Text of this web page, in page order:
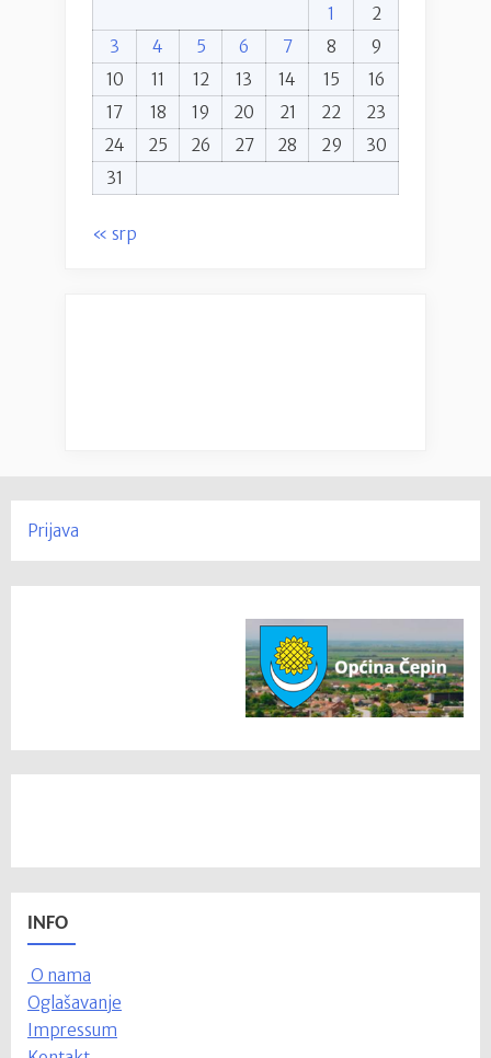
1
2
3
4 5 6 7 8
9
10
11 12 13 14 15
16
17
18 19 20 21 22
23
24
25 26 27 28 29
30
31
« srp
Prijava
INFO
O nama
Oglašavanje
Impressum